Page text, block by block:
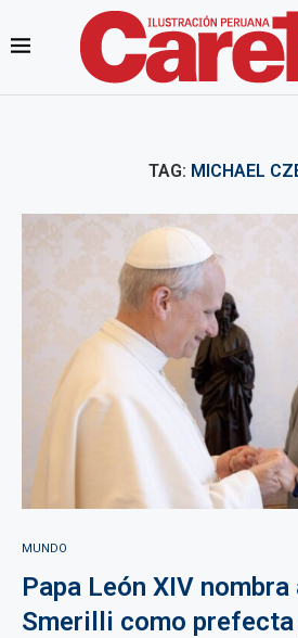
TAG: MICHAEL
MUNDO
Papa León XIV
Smerilli como